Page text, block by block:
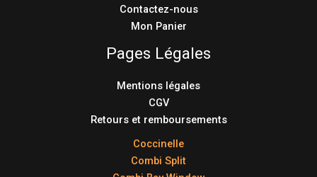
Contactez-nous
Mon Panier
Pages Légales
Mentions légales
CGV
Retours et remboursements
Coccinelle
Combi Split